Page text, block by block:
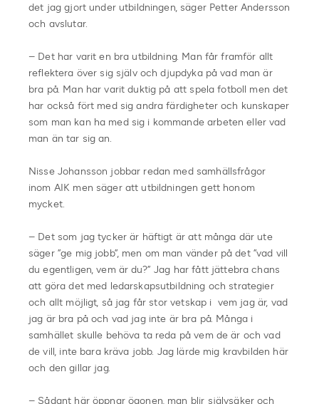
det jag gjort under utbildningen, säger Petter Andersson
och avslutar.
– Det har varit en bra utbildning. Man får framför allt
reflektera över sig själv och djupdyka på vad man är
bra på. Man har varit duktig på att spela fotboll men det
har också fört med sig andra färdigheter och kunskaper
som man kan ha med sig i kommande arbeten eller vad
man än tar sig an.
Nisse Johansson jobbar redan med samhällsfrågor
inom AIK men säger att utbildningen gett honom
mycket.
– Det som jag tycker är häftigt är att många där ute
säger ”ge mig jobb”, men om man vänder på det ”vad vill
du egentligen, vem är du?” Jag har fått jättebra chans
att göra det med ledarskapsutbildning och strategier
och allt möjligt, så jag får stor vetskap i vem jag är, vad
jag är bra på och vad jag inte är bra på. Många i
samhället skulle behöva ta reda på vem de är och vad
de vill, inte bara kräva jobb. Jag lärde mig kravbilden här
och den gillar jag.
– Sådant här öppnar ögonen, man blir självsäker och